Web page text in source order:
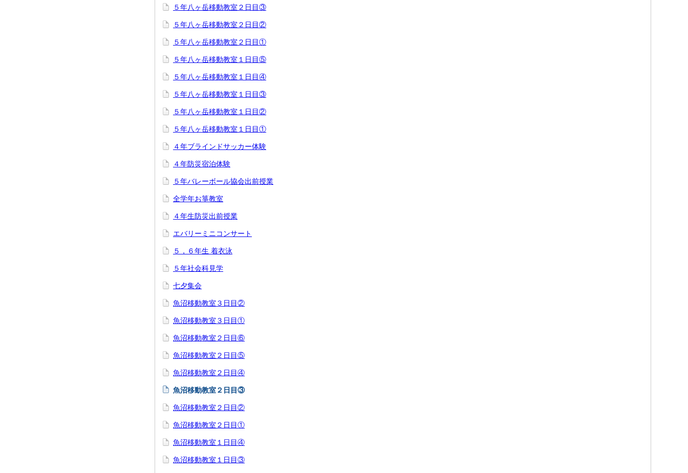
５年八ヶ岳移動教室２日目③
５年八ヶ岳移動教室２日目②
５年八ヶ岳移動教室２日目①
５年八ヶ岳移動教室１日目⑤
５年八ヶ岳移動教室１日目④
５年八ヶ岳移動教室１日目③
５年八ヶ岳移動教室１日目②
５年八ヶ岳移動教室１日目①
４年ブラインドサッカー体験
４年防災宿泊体験
５年バレーボール協会出前授業
全学年お箏教室
４年生防災出前授業
エバリーミニコンサート
５，６年生 着衣泳
５年社会科見学
七夕集会
魚沼移動教室３日目②
魚沼移動教室３日目①
魚沼移動教室２日目⑥
魚沼移動教室２日目⑤
魚沼移動教室２日目④
魚沼移動教室２日目③
魚沼移動教室２日目②
魚沼移動教室２日目①
魚沼移動教室１日目④
魚沼移動教室１日目③